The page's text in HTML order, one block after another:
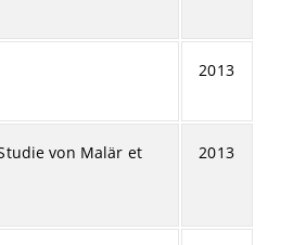
2013
von Malär et
2013